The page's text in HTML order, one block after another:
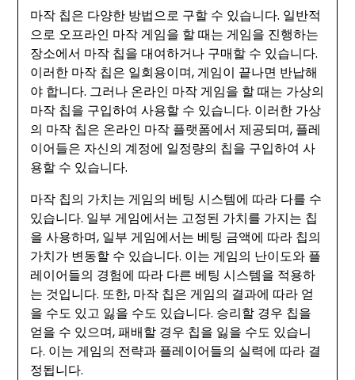
마작 칩은 다양한 방법으로 구할 수 있습니다. 일반적
으로 오프라인 마작 게임을 할 때는 게임을 진행하는
장소에서 마작 칩을 대여하거나 구매할 수 있습니다.
이러한 마작 칩은 일회용이며, 게임이 끝나면 반납해
야 합니다. 그러나 온라인 마작 게임을 할 때는 가상의
마작 칩을 구입하여 사용할 수 있습니다. 이러한 가상
의 마작 칩은 온라인 마작 플랫폼에서 제공되며, 플레
이어들은 자신의 계정에 일정량의 칩을 구입하여 사
용할 수 있습니다.
마작 칩의 가치는 게임의 베팅 시스템에 따라 다를 수
있습니다. 일부 게임에서는 고정된 가치를 가지는 칩
을 사용하며, 일부 게임에서는 베팅 금액에 따라 칩의
가치가 변동할 수 있습니다. 이는 게임의 난이도와 플
레이어들의 경험에 따라 다른 베팅 시스템을 적용하
는 것입니다. 또한, 마작 칩은 게임의 결과에 따라 얻
을 수도 있고 잃을 수도 있습니다. 승리할 경우 칩을
얻을 수 있으며, 패배할 경우 칩을 잃을 수도 있습니
다. 이는 게임의 전략과 플레이어들의 실력에 따라 결
정됩니다.